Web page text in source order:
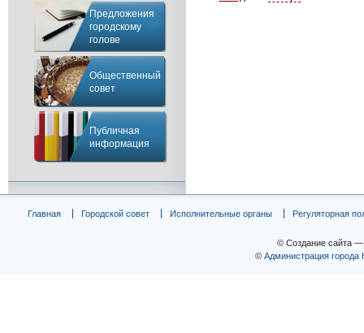
Предложения
городскому
голове
Общественный
совет
Публичная
информация
Главная Городской совет Исполнительные органы Регуляторная
© Создание сайта
© Администрация города